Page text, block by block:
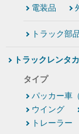
電装品
トラック部
トラックレンタ
タイプ
パッカー車
ウイング
トレーラー